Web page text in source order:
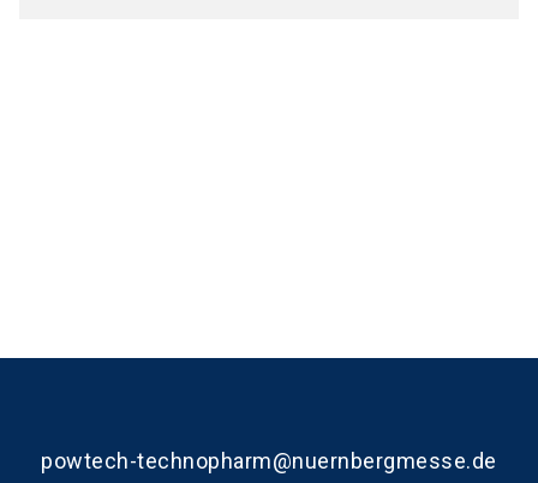
powtech-technopharm@nuernbergmesse.de